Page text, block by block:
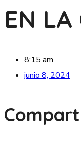
EN LA
8:15 am
junio 8, 2024